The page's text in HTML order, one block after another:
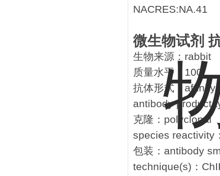
NACRES:NA.41
微生物试剂
生物来源：rabbit
质量水平：100
抗体形式：
antibody product
克隆：polyclonal
species reactivity
包装：antibody
technique(s)：